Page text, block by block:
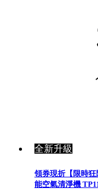
全新升級
領券現折【限時
能空氣清淨機